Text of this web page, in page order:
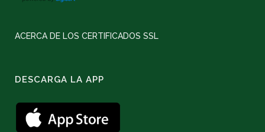
ACERCA DE LOS CERTIFICADOS SSL
DESCARGA LA APP